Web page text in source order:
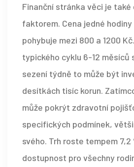
Finanční stránka věci je
faktorem. Cena jedné
pohybuje mezi 800 a 1200
typického cyklu 6-12 měsíců
sezení týdně to může být
desítkách tisíc korun.
může pokrýt zdravotní
specifických podmínek,
svého. Trh roste tempem 7,2
dostupnost pro všechny